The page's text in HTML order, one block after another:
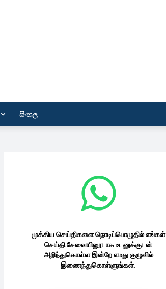
සිංහල
முக்கிய செய்திகளை நொடிப்பொழுதில் எங்கள்
செய்தி சேவையினூடாக உடனுக்குடன்
அறிந்துகொள்ள இன்றே எமது குழுவில்
இணைந்துகொள்ளுங்கள்.